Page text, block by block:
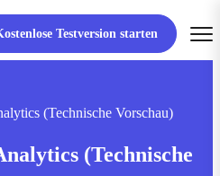
Testversion starten
(Technische Vorschau)
(Technische